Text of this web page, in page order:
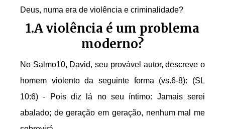
Deus, numa era de violência e criminalidade?
1.A violência é um problema
moderno?
No Salmo10, David, seu provável autor, descreve o
homem violento da seguinte forma (vs.6-8): (SL
10:6) - Pois diz lá no seu íntimo: Jamais serei
abalado; de geração em geração, nenhum mal me